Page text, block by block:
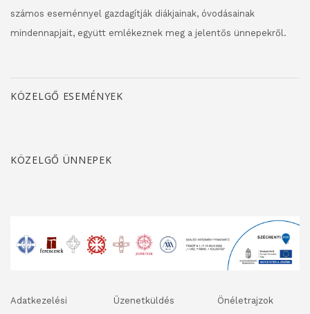
számos eseménnyel gazdagítják diákjainak, óvodásainak
mindennapjait, együtt emlékeznek meg a jelentős ünnepekről.
KÖZELGŐ ESEMÉNYEK
KÖZELGŐ ÜNNEPEK
Adatkezelési Üzenetküldés Önéletrajzok